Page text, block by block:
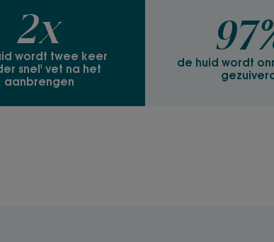
2x
wordt twee keer
snel¹ vet na het
aanbrengen
de huid wordt